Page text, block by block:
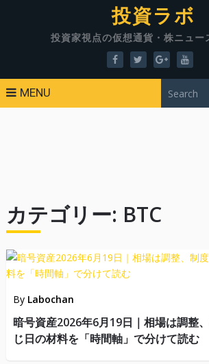
投資ラボ
投資家視点の仮想通貨・株ニュー
MENU
カテゴリー: BTC
By Labochan
暗号資産2026年6月19日｜相場は調整
じ日の材料を「時間軸」で分けて読む